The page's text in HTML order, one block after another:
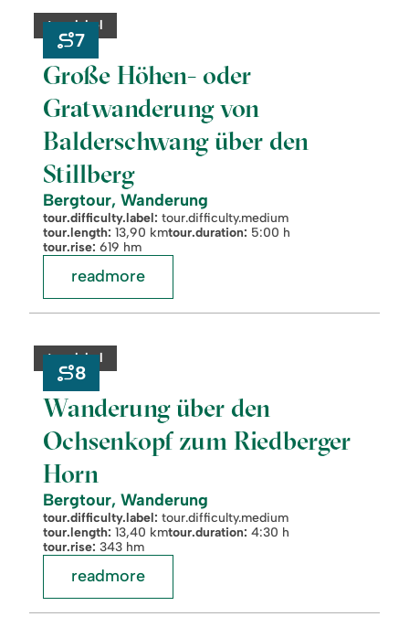
category:
tour.label
7
Große Höhen- oder
Gratwanderung von
Balderschwang über den
Stillberg
Bergtour, Wanderung
tour.difficulty.label: tour.difficulty.medium
tour.length: 13,90 kmtour.duration: 5:00 h
tour.rise: 619 hm
Höhen-
Gratwanderung
von
Balderschwang
über
den
Stillberg
readmore
category:
tour.label
8
Wanderung über den
Ochsenkopf zum Riedberger
Horn
Bergtour, Wanderung
tour.difficulty.label: tour.difficulty.medium
tour.length: 13,40 kmtour.duration: 4:30 h
tour.rise: 343 hm
readmore:
über
Ochsenkopf
zum
Riedberger
Horn
readmore
readmore: